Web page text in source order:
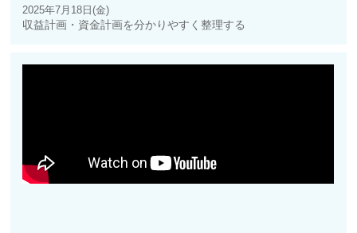
2025年7月18日(金)
収益計画・資金計画を分かりやすく整理する